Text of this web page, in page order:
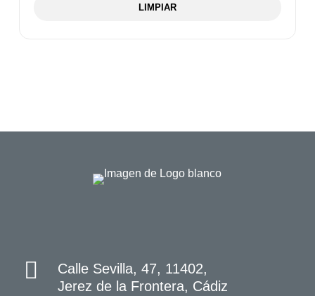
LIMPIAR
Calle Sevilla, 47, 11402,
Jerez de la Frontera, Cádiz